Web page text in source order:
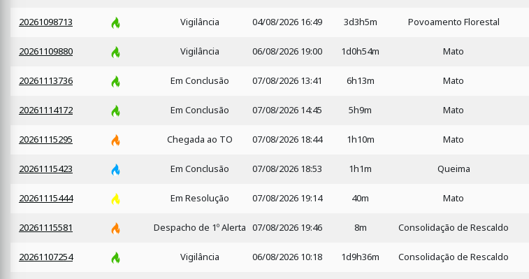
20261098713 Vigilância 04/08/2026 16:49 3d3h5m Povoamento Florestal
20261109880 Vigilância 06/08/2026 19:00 1d0h54m Mato
20261113736 Em Conclusão 07/08/2026 13:41 6h13m Mato
20261114172 Em Conclusão 07/08/2026 14:45 5h9m Mato
20261115295 Chegada ao TO 07/08/2026 18:44 1h10m Mato
20261115423 Em Conclusão 07/08/2026 18:53 1h1m Queima
20261115444 Em Resolução 07/08/2026 19:14 40m Mato
20261115581 Despacho de 1º Alerta 07/08/2026 19:46 8m Consolidação de Rescaldo
20261107254 Vigilância 06/08/2026 10:18 1d9h36m Consolidação de Rescaldo